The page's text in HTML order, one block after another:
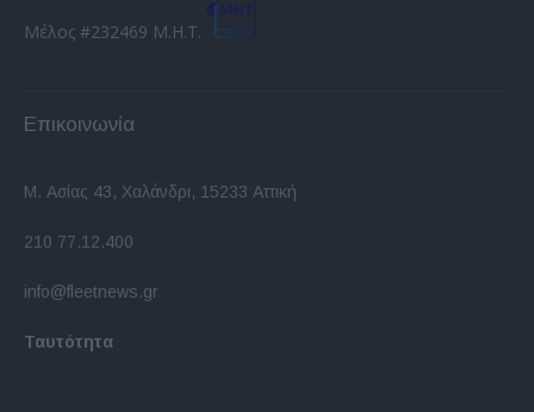
Μέλος #232469 Μ.Η.Τ.
Επικοινωνία
Μ. Ασίας 43, Χαλάνδρι, 15233 Αττική
210 77.12.400
info@fleetnews.gr
Ταυτότητα